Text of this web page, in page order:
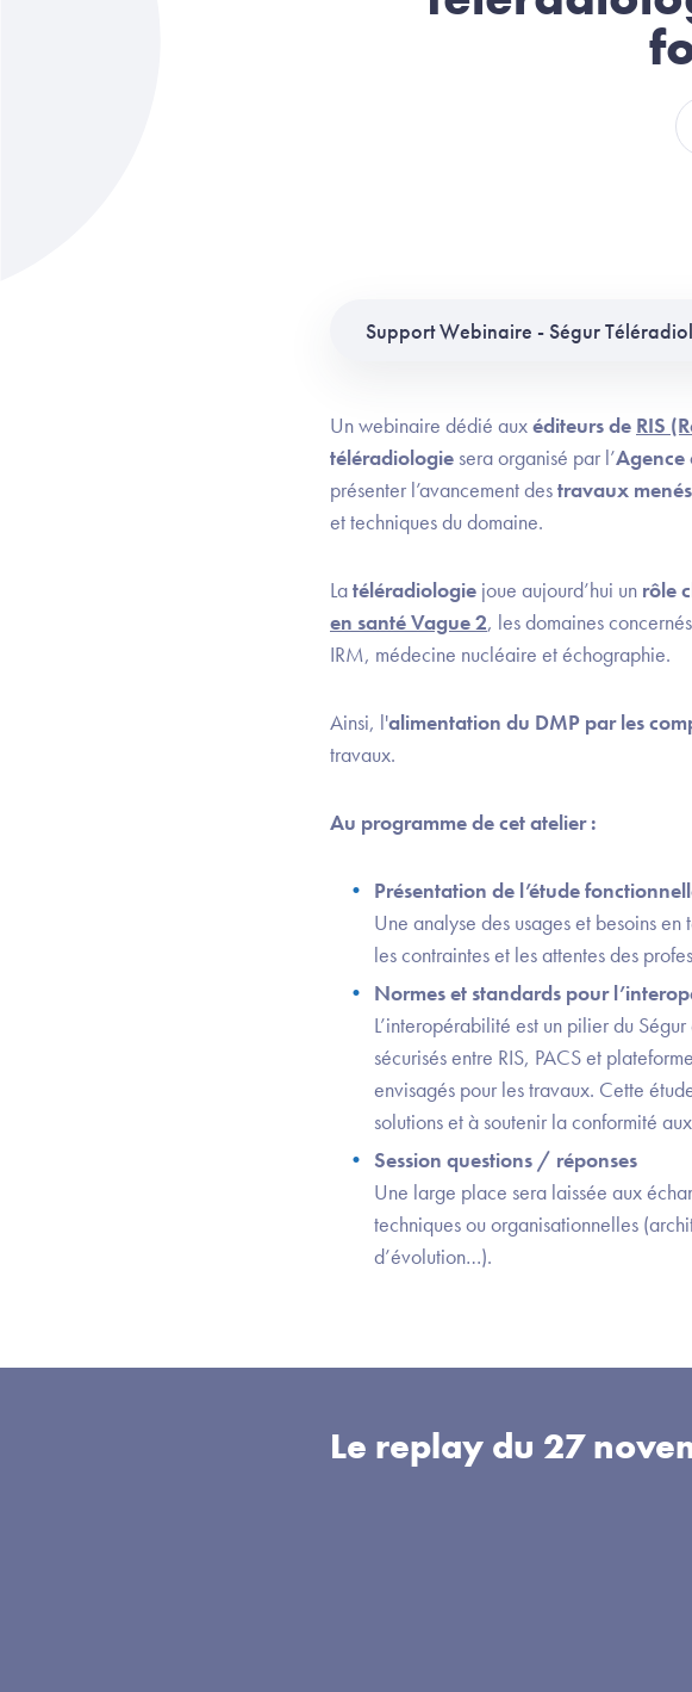
Support Webinaire - Ségur
Un webinaire dédié auxéditeurs de RIS
téléradiologie sera organisé par l’Agence
présenter l’avancement destravaux
et techniques du domaine.
Latéléradiologie joue aujourd’hui un rôle
en santé Vague 2, les domaines
IRM, médecine nucléaire et échographie.
Ainsi, l'alimentation du DMP par les
travaux.
Au programme de cet atelier :
Présentation de l’étude
Une analyse des usages et besoins
les contraintes et les attentes des
Normes et standards pour
L’interopérabilité est un pilier du
sécurisés entre RIS, PACS et
envisagés pour les travaux. Cette
solutions et à soutenir la conformité
Session questions / réponses
Une large place sera laissée aux
techniques ou organisationnelles
d’évolution…).
Le replay du 27